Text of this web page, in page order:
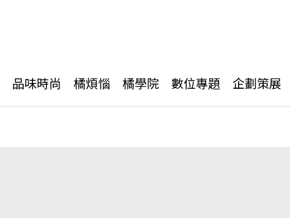
品味時尚 橘煩惱 橘學院 數位專題 企劃策展